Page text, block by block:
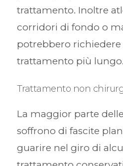
trattamento. Inoltre
corridori di fondo o
potrebbero
trattamento più lungo.
Trattamento non
La maggior parte
soffrono di fascite
guarire nel giro di